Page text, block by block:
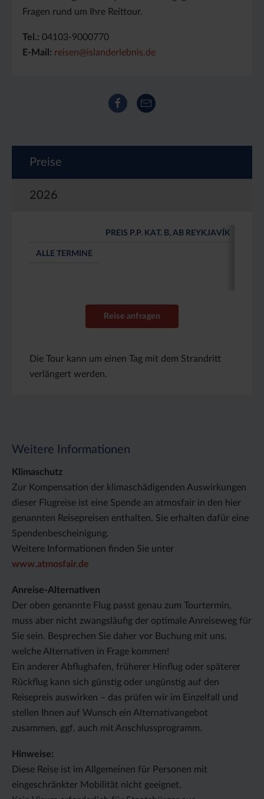
Fragen rund um Ihre Reittour.
Tel.: 04103-9000770
E-Mail: reisen@islanderlebnis.de
Facebook
E-Mail
Preise
2026
PREIS P.P. KAT. B, AB REYKJAVÍK
ALLE TERMINE
Reise anfragen
Die Tour kann um einen Tag mit dem Strandritt
verlängert werden.
Weitere Informationen
Klimaschutz
Zur Kompensation der klimaschädigenden Auswirkungen
dieser Flugreise ist eine Spende an atmosfair in den hier
genannten Reisepreisen enthalten. Sie erhalten dafür eine
Spendenbescheinigung.
Weitere Informationen finden Sie unter
www.atmosfair.de
Anreise-Alternativen
Der oben genannte Flug passt genau zum Tourtermin,
muss aber nicht zwangsläufig der optimale Anreiseweg für
Sie sein. Besprechen Sie daher vor Buchung mit uns,
welche Alternativen in Frage kommen!
Ein anderer Abflughafen, früherer Hinflug oder späterer
Rückflug kann sich günstig oder ungünstig auf den
Reisepreis auswirken – das prüfen wir im Einzelfall und
stellen Ihnen auf Wunsch ein Alternativangebot
zusammen, ggf. auch mit Anschlussprogramm.
Hinweise:
Diese Reise ist im Allgemeinen für Personen mit
eingeschränkter Mobilität nicht geeignet.